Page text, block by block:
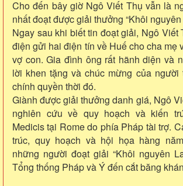
Cho đến bây giờ Ngô Viết Thụ vẫn là
nhất đoạt được giải thưởng “Khôi nguyên
Ngay sau khi biết tin đoạt giải, Ngô Viết
điện gửi hai điện tín về Huế cho cha mẹ
vợ con. Gia đình ông rất hãnh diện và
lời khen tặng và chúc mừng của người
chính quyền thời đó.
Giành được giải thưởng danh giá, Ngô
nghiên cứu về quy hoạch và kiến
Medicis tại Rome do phía Pháp tài trợ.
trúc, quy hoạch và hội họa hàng
những người đoạt giải “Khôi nguyên
Tổng thống Pháp và Ý đến cắt băng